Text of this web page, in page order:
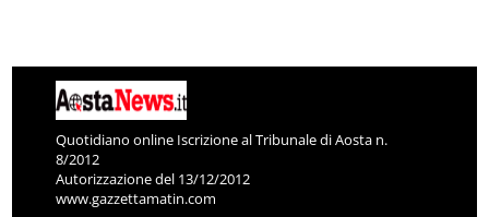
Quotidiano online Iscrizione al Tribunale di Aosta n.
8/2012
Autorizzazione del 13/12/2012
www.gazzettamatin.com